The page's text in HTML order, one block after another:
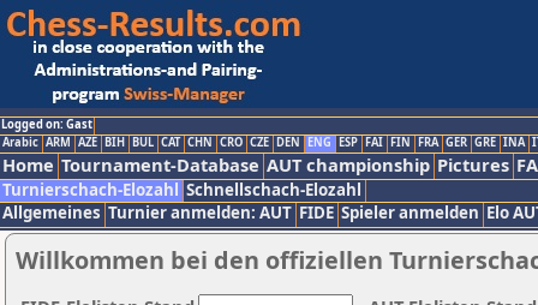
Logged on: Gast
Arabic ARM AZE BIH BUL CAT CHN CRO CZE DEN ENG ESP FAI FIN FRA GER GRE INA
Home Tournament-Database AUT championship Pictures
Turnierschach-Elozahl Schnellschach-Elozahl
Allgemeines Turnier anmelden: AUT FIDE Spieler anmelden Elo
Willkommen bei den offiziellen